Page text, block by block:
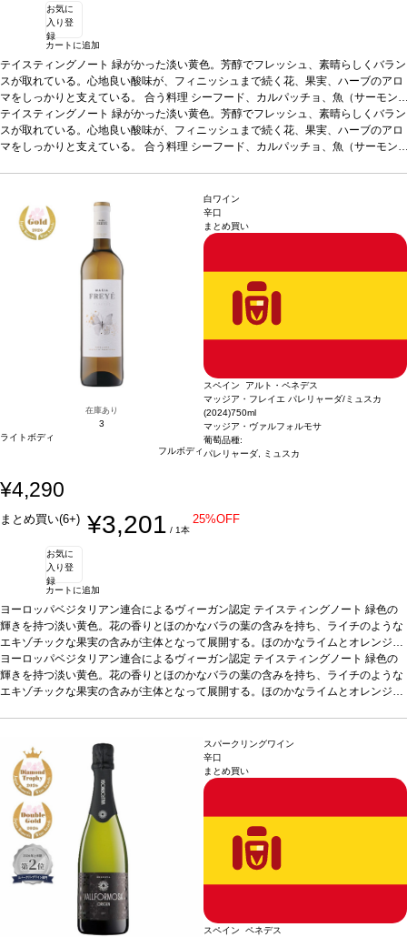
お気に
入り登
録
カートに追加
テイスティングノート 緑がかった淡い黄色。芳醇でフレッシュ、素晴らしくバラン
スが取れている。心地良い酸味が、フィニッシュまで続く花、果実、ハーブのアロ
マをしっかりと支えている。 合う料理 シーフード、カルパッチョ、魚（サーモン
やスモークしたマスのムース）、白身肉、家きん、フレッシュチーズなどと好相性
葡萄品種マカベオ 70%、アルバリーニョ 30%*本ヴィンテージが在庫切れの場
合、在庫があり価格が同様の場合は自動的に次のヴィンテージに変更されます、ご
テイスティングノート 緑がかった淡い黄色。芳醇でフレッシュ、素晴らしくバラン
スが取れている。心地良い酸味が、フィニッシュまで続く花、果実、ハーブのアロ
マをしっかりと支えている。 合う料理 シーフード、カルパッチョ、魚（サーモン
合、在庫があり価格が同様の場合は自動的に次のヴィンテージに変更されます、ご
了承ください。
在庫あり
3
ライトボディ
フルボディ
白ワイン
辛口
まとめ買い
スペイン アルト・ペネデス
マッジア・フレイエ パレリャーダ/ミュスカ
(2024)750ml
マッジア・ヴァルフォルモサ
葡萄品種:
パレリャーダ, ミュスカ
¥4,290
まとめ買い(6+) ¥3,201 / 1本
25%OFF
お気に
入り登
録
カートに追加
ヨーロッパベジタリアン連合によるヴィーガン認定 テイスティングノート 緑色の
輝きを持つ淡い黄色。花の香りとほのかなバラの葉の含みを持ち、ライチのような
エキゾチックな果実の含みが主体となって展開する。ほのかなライムとオレンジの
皮を持つ魅力的な酸味を示す。ミュスカの香りの凝縮度はパレリャーダのフィネス
により和らげられる。パレリャーダはほのかな甘さを持ち、フレッシュさが強調さ
れ、葡萄を食しているような官能的な感覚を与える。この特徴あるワインは個人の
葡萄品種
凝縮したフローラルとトロピカルフルーツのアロマが
広がる。口に含むと素晴らしく心地よく、しっかりとしたストラクチャーを感じ、
長く甘い余韻のフィニッシュが続く。
認証 CCPAE
場合、在庫があり価格が同様の場合は自動的に次のヴィンテージに変更されます、
ご了承ください。
ヨーロッパベジタリアン連合によるヴィーガン認定 テイスティングノート 緑色の
輝きを持つ淡い黄色。花の香りとほのかなバラの葉の含みを持ち、ライチのような
エキゾチックな果実の含みが主体となって展開する。ほのかなライムとオレンジの
れ、葡萄を食しているような官能的な感覚を与える。この特徴あるワインは個人の
体験によりそれぞれ定義される。ワイン愛好家にとって魅了的な一本。
魚介類の前菜、アボカドと海老、サーモン、生ハムメロン、家きん、パテ、フォア
グラなどと好相性
葡萄品種
凝縮したフローラルとトロピカルフルーツのアロマが
広がる。口に含むと素晴らしく心地よく、しっかりとしたストラクチャーを感じ、
長く甘い余韻のフィニッシュが続く。
場合、在庫があり価格が同様の場合は自動的に次のヴィンテージに変更されます、
ご了承ください。
スパークリングワイン
辛口
まとめ買い
スペイン ペネデス